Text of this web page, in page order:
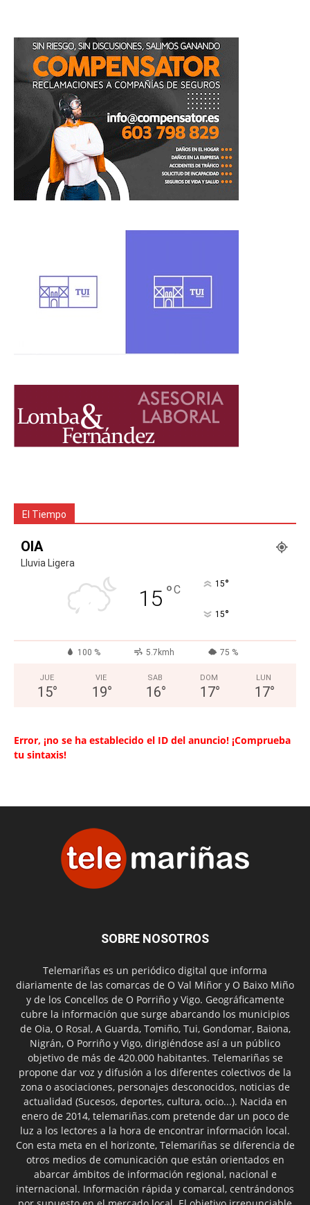
El Tiempo
OIA
Lluvia Ligera
15 °C 15°
15°
100 % 5.7kmh 75 %
JUE
15°
VIE
19°
SAB
16°
DOM
17°
LUN
17°
Error, ¡no se ha establecido el ID del anuncio! ¡Comprueba
tu sintaxis!
SOBRE NOSOTROS
Telemariñas es un periódico digital que informa
diariamente de las comarcas de O Val Miñor y O Baixo Miño
y de los Concellos de O Porriño y Vigo. Geográficamente
cubre la información que surge abarcando los municipios
de Oia, O Rosal, A Guarda, Tomiño, Tui, Gondomar, Baiona,
Nigrán, O Porriño y Vigo, dirigiéndose así a un público
objetivo de más de 420.000 habitantes. Telemariñas se
propone dar voz y difusión a los diferentes colectivos de la
zona o asociaciones, personajes desconocidos, noticias de
actualidad (Sucesos, deportes, cultura, ocio...). Nacida en
enero de 2014, telemariñas.com pretende dar un poco de
luz a los lectores a la hora de encontrar información local.
Con esta meta en el horizonte, Telemariñas se diferencia de
otros medios de comunicación que están orientados en
abarcar ámbitos de información regional, nacional e
internacional. Información rápida y comarcal, centrándonos